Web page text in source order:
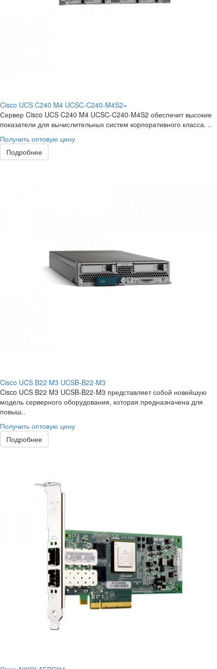
Cisco UCS C240 M4 UCSC-C240-M4S2=
Сервер Cisco UCS C240 M4 UCSC-C240-M4S2 обеспечит высокие
показатели для вычислительных систем корпоративного класса. ..
Получить оптовую цену
Подробнее
Cisco UCS B22 M3 UCSB-B22-M3
Cisco UCS B22 M3 UCSB-B22-M3 представляет собой новейшую
модель серверного оборудования, которая предназначена для
повыш..
Получить оптовую цену
Подробнее